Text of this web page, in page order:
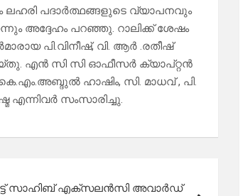
പദാർത്ഥങ്ങളുടെ വ്യാപനവും
പറഞ്ഞു. റാലിക്ക് ശേഷം
പി.വിനീഷ്, വി. ആർ .രതീഷ്
എൻ സി സി ഓഫീസർ ക്യാപ്റ്റൻ
ഹാഷിം, സി. മാധവ് , പി.
എന്നിവർ സംസാരിച്ചു.
സാഹിബ് എക്സലൻസി അവാർഡ്‌